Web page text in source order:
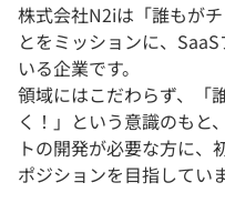
株式会社N2iは「誰もが
とをミッションに、
いる企業です。
領域にはこだわらず、「
く！」という意識のもと
トの開発が必要な方に、
ポジションを目指していま